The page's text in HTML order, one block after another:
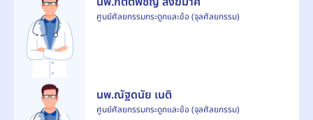
ศูนย์ศัลยกรรมกระดูกและข้อ (จุลศัลยกรรม)
นพ.ณัฐดนัย เนติ
ศูนย์ศัลยกรรมกระดูกและข้อ (จุลศัลยกรรม)